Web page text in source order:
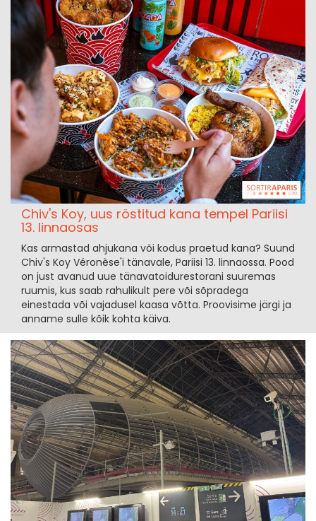
Chiv's Koy, uus röstitud kana tempel Pariisi
13. linnaosas
Kas armastad ahjukana või kodus praetud kana? Suund
Chiv's Koy Véronèse'i tänavale, Pariisi 13. linnaossa. Pood
on just avanud uue tänavatoidurestorani suuremas
ruumis, kus saab rahulikult pere või sõpradega
einestada või vajadusel kaasa võtta. Proovisime järgi ja
anname sulle kõik kohta käiva.